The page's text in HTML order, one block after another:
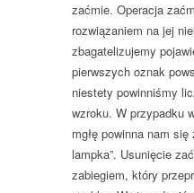
zaćmie. Operacja
rozwiązaniem na jej
zbagatelizujemy
pierwszych oznak
niestety powinniśmy
wzroku. W przypadku
mgłę powinna nam
lampka”. Usunięcie
zabiegiem, który